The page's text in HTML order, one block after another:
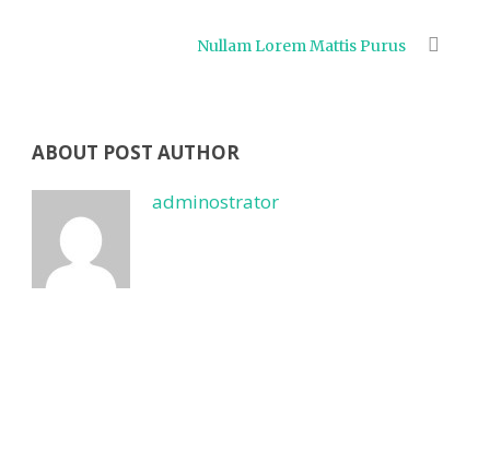
Nullam Lorem Mattis Purus
ABOUT POST AUTHOR
adminostrator